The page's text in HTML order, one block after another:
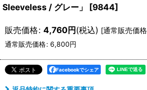
Sleeveless / グレー」
[9844]
販売価格: 4,760円(税込) [通常販売価格
通常販売価格: 6,800円
Facebookでシェア